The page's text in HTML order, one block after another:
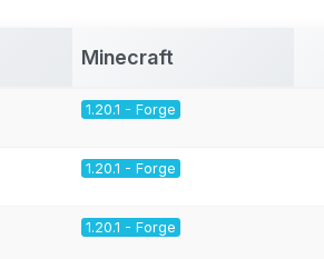
Minecraft
1.20.1 - Forge
1.20.1 - Forge
1.20.1 - Forge